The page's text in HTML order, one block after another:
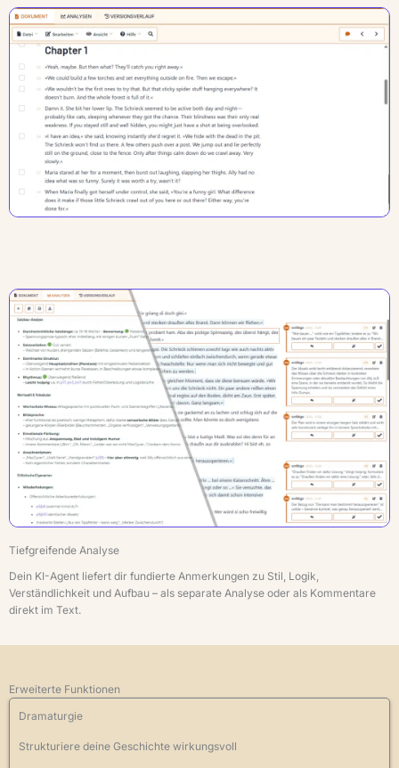
Tiefgreifende Analyse
Dein KI-Agent liefert dir fundierte Anmerkungen zu Stil, Logik,
Verständlichkeit und Aufbau – als separate Analyse oder als Kommentare
direkt im Text.
Erweiterte Funktionen
Dramaturgie
Strukturiere deine Geschichte wirkungsvoll